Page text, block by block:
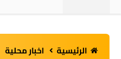
الرئيسية اخبار محلية